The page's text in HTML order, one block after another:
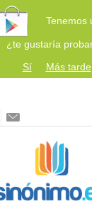
Tenemos
¿te gustaría
Sí
Más tarde